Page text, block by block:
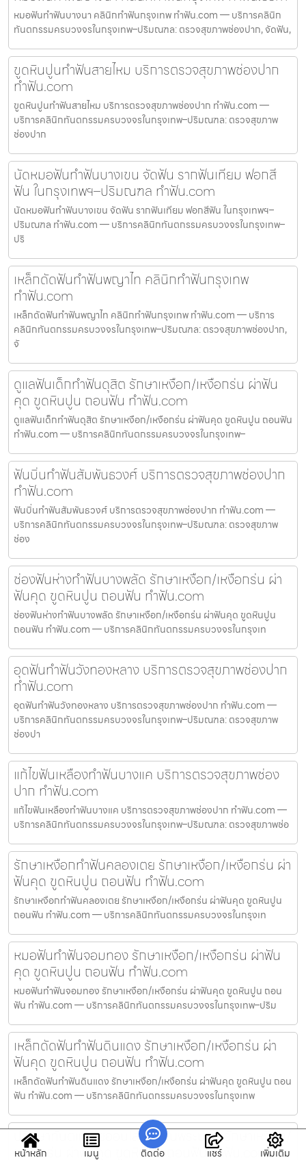
หมอฟันทำฟันบางนา คลินิกทำฟันกรุงเทพ ทำฟัน.com — บริการคลินิก
ทันตกรรมครบวงจรในกรุงเทพ–ปริมณฑล: ตรวจสุขภาพช่องปาก, จัดฟัน,
ขูดหินปูนทำฟันสายไหม บริการตรวจสุขภาพช่องปาก
ทำฟัน.com
ขูดหินปูนทำฟันสายไหม บริการตรวจสุขภาพช่องปาก ทำฟัน.com —
บริการคลินิกทันตกรรมครบวงจรในกรุงเทพ–ปริมณฑล: ตรวจสุขภาพ
ช่องปาก
นัดหมอฟันทำฟันบางเขน จัดฟัน รากฟันเทียม ฟอกสี
ฟัน ในกรุงเทพฯ–ปริมณฑล ทำฟัน.com
นัดหมอฟันทำฟันบางเขน จัดฟัน รากฟันเทียม ฟอกสีฟัน ในกรุงเทพฯ–
ปริมณฑล ทำฟัน.com — บริการคลินิกทันตกรรมครบวงจรในกรุงเทพ–
ปริ
เหล็กดัดฟันทำฟันพญาไท คลินิกทำฟันกรุงเทพ
ทำฟัน.com
เหล็กดัดฟันทำฟันพญาไท คลินิกทำฟันกรุงเทพ ทำฟัน.com — บริการ
คลินิกทันตกรรมครบวงจรในกรุงเทพ–ปริมณฑล: ตรวจสุขภาพช่องปาก,
จั
ดูแลฟันเด็กทำฟันดุสิต รักษาเหงือก/เหงือกร่น ผ่าฟัน
คุด ขูดหินปูน ถอนฟัน ทำฟัน.com
ดูแลฟันเด็กทำฟันดุสิต รักษาเหงือก/เหงือกร่น ผ่าฟันคุด ขูดหินปูน ถอนฟัน
ทำฟัน.com — บริการคลินิกทันตกรรมครบวงจรในกรุงเทพ–
ฟันบิ่นทำฟันสัมพันธวงศ์ บริการตรวจสุขภาพช่องปาก
ทำฟัน.com
ฟันบิ่นทำฟันสัมพันธวงศ์ บริการตรวจสุขภาพช่องปาก ทำฟัน.com —
บริการคลินิกทันตกรรมครบวงจรในกรุงเทพ–ปริมณฑล: ตรวจสุขภาพ
ช่อง
ช่องฟันห่างทำฟันบางพลัด รักษาเหงือก/เหงือกร่น ผ่า
ฟันคุด ขูดหินปูน ถอนฟัน ทำฟัน.com
ช่องฟันห่างทำฟันบางพลัด รักษาเหงือก/เหงือกร่น ผ่าฟันคุด ขูดหินปูน
ถอนฟัน ทำฟัน.com — บริการคลินิกทันตกรรมครบวงจรในกรุงเท
อุดฟันทำฟันวังทองหลาง บริการตรวจสุขภาพช่องปาก
ทำฟัน.com
อุดฟันทำฟันวังทองหลาง บริการตรวจสุขภาพช่องปาก ทำฟัน.com —
บริการคลินิกทันตกรรมครบวงจรในกรุงเทพ–ปริมณฑล: ตรวจสุขภาพ
ช่องปา
แก้ไขฟันเหลืองทำฟันบางแค บริการตรวจสุขภาพช่อง
ปาก ทำฟัน.com
แก้ไขฟันเหลืองทำฟันบางแค บริการตรวจสุขภาพช่องปาก ทำฟัน.com —
บริการคลินิกทันตกรรมครบวงจรในกรุงเทพ–ปริมณฑล: ตรวจสุขภาพช่อ
รักษาเหงือกทำฟันคลองเตย รักษาเหงือก/เหงือกร่น ผ่า
ฟันคุด ขูดหินปูน ถอนฟัน ทำฟัน.com
รักษาเหงือกทำฟันคลองเตย รักษาเหงือก/เหงือกร่น ผ่าฟันคุด ขูดหินปูน
ถอนฟัน ทำฟัน.com — บริการคลินิกทันตกรรมครบวงจรในกรุงเท
หมอฟันทำฟันจอมทอง รักษาเหงือก/เหงือกร่น ผ่าฟัน
คุด ขูดหินปูน ถอนฟัน ทำฟัน.com
หมอฟันทำฟันจอมทอง รักษาเหงือก/เหงือกร่น ผ่าฟันคุด ขูดหินปูน ถอน
ฟัน ทำฟัน.com — บริการคลินิกทันตกรรมครบวงจรในกรุงเทพ–ปริม
เหล็กดัดฟันทำฟันดินแดง รักษาเหงือก/เหงือกร่น ผ่า
ฟันคุด ขูดหินปูน ถอนฟัน ทำฟัน.com
เหล็กดัดฟันทำฟันดินแดง รักษาเหงือก/เหงือกร่น ผ่าฟันคุด ขูดหินปูน ถอน
ฟัน ทำฟัน.com — บริการคลินิกทันตกรรมครบวงจรในกรุงเทพ
ปรึกษาทันตแพทย์ออนไลน์ทำฟันพระนคร รักษาเหงือก/
เหงือกร่น ผ่าฟันคุด ขูดหินปูน ถอนฟัน ทำฟัน.com
หน้าหลัก เมนู ติดต่อ แชร์ เพิ่มเติม